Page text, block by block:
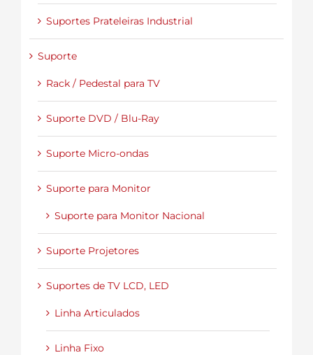
Suportes Prateleiras Industrial
Suporte
Rack / Pedestal para TV
Suporte DVD / Blu-Ray
Suporte Micro-ondas
Suporte para Monitor
Suporte para Monitor Nacional
Suporte Projetores
Suportes de TV LCD, LED
Linha Articulados
Linha Fixo